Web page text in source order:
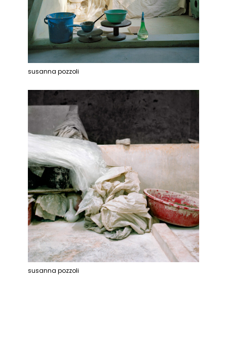
susanna pozzoli
susanna pozzoli